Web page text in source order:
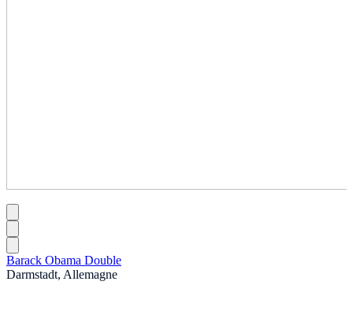
Barack Obama Double
Darmstadt, Allemagne